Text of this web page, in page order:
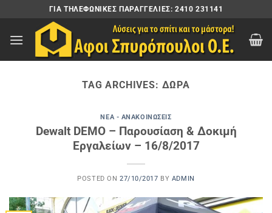
περιεχόμενο
ΓΙΑ ΤΗΛΕΦΩΝΙΚΈΣ ΠΑΡΑΓΓΕΛΊΕΣ: 2410 231141
TAG ARCHIVES: ΔΏΡΑ
ΝΈΑ - ΑΝΑΚΟΙΝΏΣΕΙΣ
Dewalt DEMO – Παρουσίαση & Δοκιμή
Εργαλείων – 16/8/2017
POSTED ON 27/10/2017 BY ADMIN